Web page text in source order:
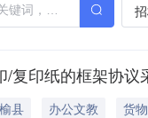
复印纸的框架协议
县 办公文教
货物